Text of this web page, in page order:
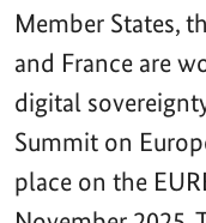
Member States,
and France are
digital
Summit on
place on the